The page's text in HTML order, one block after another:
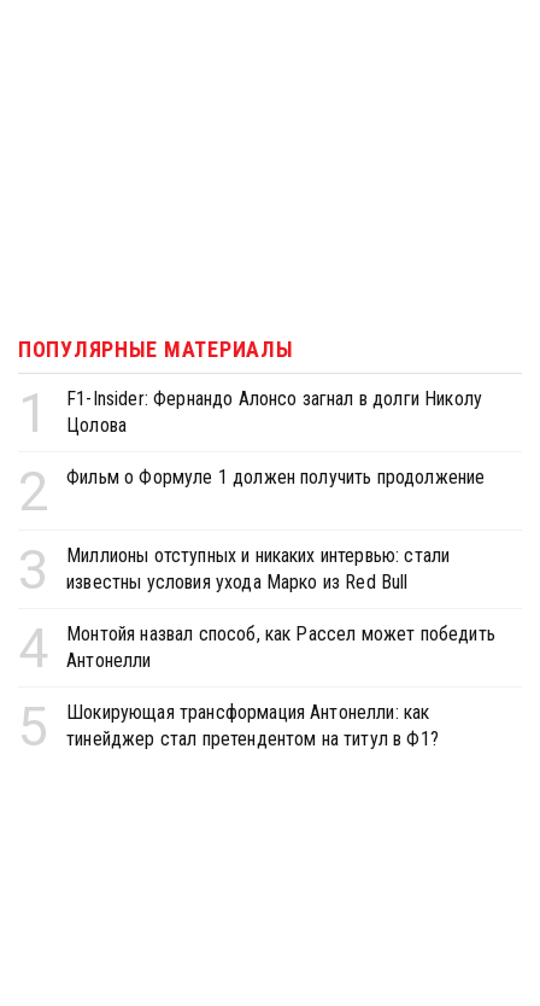
ПОПУЛЯРНЫЕ МАТЕРИАЛЫ
1
F1-Insider: Фернандо Алонсо загнал в долги Николу
Цолова
2 Фильм о Формуле 1 должен получить продолжение
3
Миллионы отступных и никаких интервью: стали
известны условия ухода Марко из Red Bull
4
Монтойя назвал способ, как Рассел может победить
Антонелли
5
Шокирующая трансформация Антонелли: как
тинейджер стал претендентом на титул в Ф1?